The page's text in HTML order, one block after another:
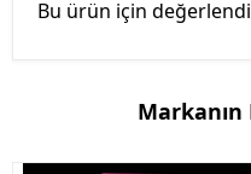
Bu ürün için